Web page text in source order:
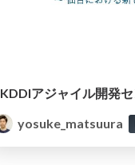
yosuke_matsuura